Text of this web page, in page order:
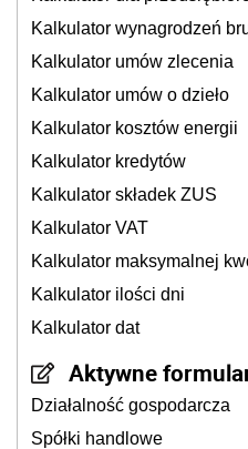
Kalkulator wynagrodzeń
Kalkulator umów zlecenia
Kalkulator umów o dzieło
Kalkulator kosztów energii
Kalkulator kredytów
Kalkulator składek ZUS
Kalkulator VAT
Kalkulator maksymalnej
Kalkulator ilości dni
Kalkulator dat
Aktywne
Działalność gospodarcza
Spółki handlowe